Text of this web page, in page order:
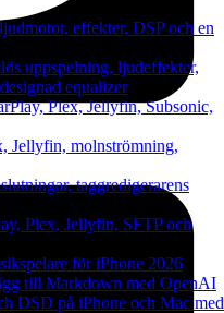
effekter, DSP och en
uppspelning, ljudeffekter,
equalizer
Plex, Jellyfin, Subsonic,
Jellyfin, molnströmning,
taggredigerarens
Plex, Jellyfin, SFTP och
för iPhone 2026
till Markdown med OpenAI
DSD på iPhone och Mac med